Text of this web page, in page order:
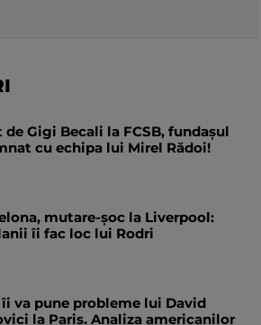
de Gigi Becali la FCSB, fundașul
cu echipa lui Mirel Rădoi!
mutare-șoc la Liverpool:
îi fac loc lui Rodri
îi va pune probleme lui David
la Paris. Analiza americanilor